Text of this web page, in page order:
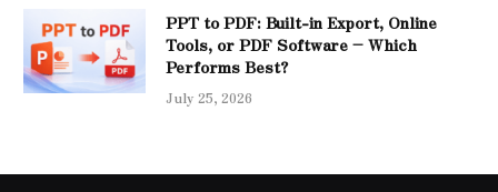
PPT to PDF: Built-in Export, Online
Tools, or PDF Software – Which
Performs Best?
July 25, 2026